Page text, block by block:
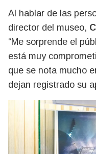
Al hablar de las
director del museo,
“Me sorprende el
está muy
que se nota mucho
dejan registrado su